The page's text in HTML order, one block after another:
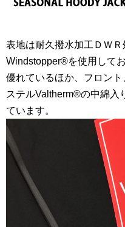
表地は耐久撥水加工ＤＷ
Windstopper®を使用して
優れているほか、フロン
ステルValtherm®の中綿入
ています。